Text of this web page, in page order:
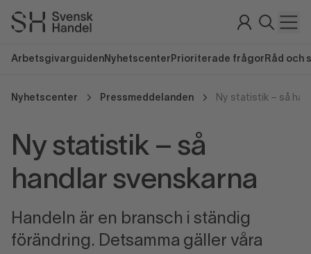
Arbetsgivarguiden Nyhetscenter Prioriterade frågor Råd och
Nyhetscenter Pressmeddelanden Ny statistik – så
Ny statistik – så
handlar svenskarna
Handeln är en bransch i ständig
förändring. Detsamma gäller våra